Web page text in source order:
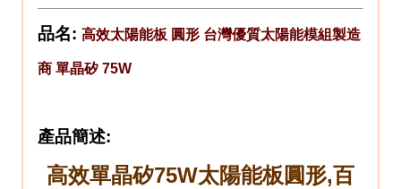
品名:高效太陽能板 圓形 台灣優質太陽能模組製造
商 單晶矽 75W
產品簡述:
高效單晶矽75W太陽能板圓形,百